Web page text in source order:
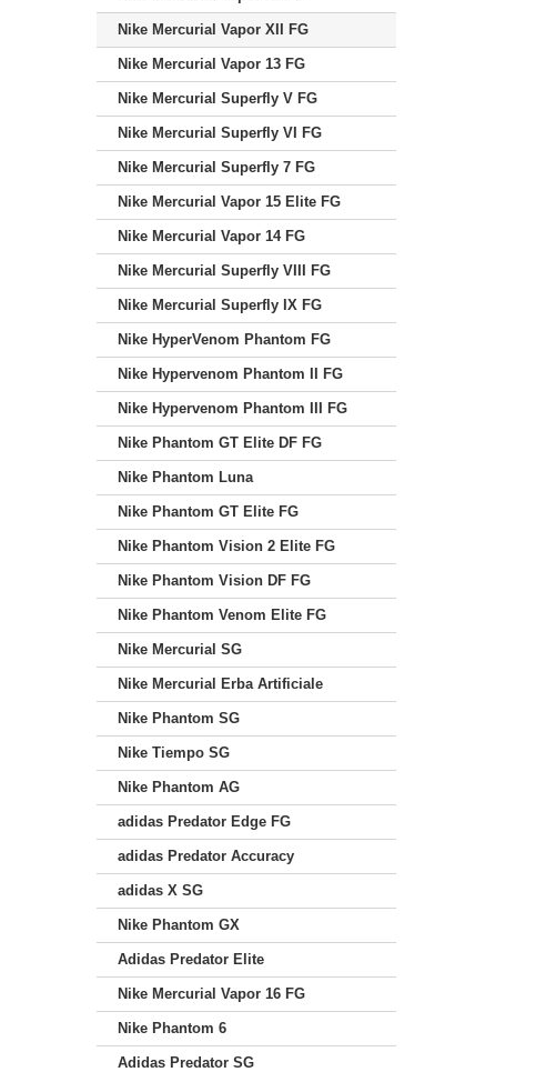
Nike Mercurial Vapor XII FG
Nike Mercurial Vapor 13 FG
Nike Mercurial Superfly V FG
Nike Mercurial Superfly VI FG
Nike Mercurial Superfly 7 FG
Nike Mercurial Vapor 15 Elite FG
Nike Mercurial Vapor 14 FG
Nike Mercurial Superfly VIII FG
Nike Mercurial Superfly IX FG
Nike HyperVenom Phantom FG
Nike Hypervenom Phantom II FG
Nike Hypervenom Phantom III FG
Nike Phantom GT Elite DF FG
Nike Phantom Luna
Nike Phantom GT Elite FG
Nike Phantom Vision 2 Elite FG
Nike Phantom Vision DF FG
Nike Phantom Venom Elite FG
Nike Mercurial SG
Nike Mercurial Erba Artificiale
Nike Phantom SG
Nike Tiempo SG
Nike Phantom AG
adidas Predator Edge FG
adidas Predator Accuracy
adidas X SG
Nike Phantom GX
Adidas Predator Elite
Nike Mercurial Vapor 16 FG
Nike Phantom 6
Adidas Predator SG